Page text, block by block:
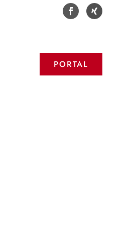
PORTAL